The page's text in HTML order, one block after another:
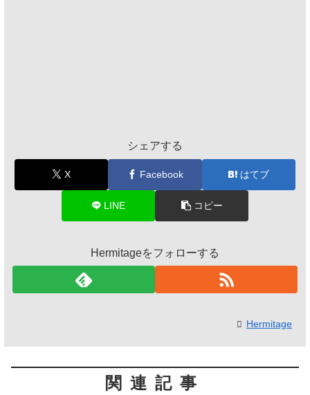
シェアする
X Facebook はてブ
LINE コピー
Hermitageをフォローする
Hermitage
関連記事